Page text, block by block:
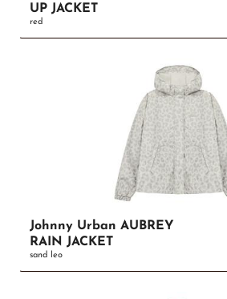
UP JACKET
red
Johnny Urban AUBREY
RAIN JACKET
sand leo